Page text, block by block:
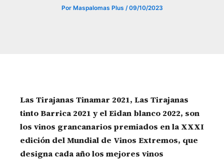
Por Maspalomas Plus /09/10/2023
Las Tirajanas Tinamar 2021, Las Tirajanas
tinto Barrica 2021 y el Eidan blanco 2022, son
los vinos grancanarios premiados en la XXXI
edición del Mundial de Vinos Extremos, que
designa cada año los mejores vinos